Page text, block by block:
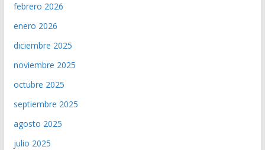
febrero 2026
enero 2026
diciembre 2025
noviembre 2025
octubre 2025
septiembre 2025
agosto 2025
julio 2025